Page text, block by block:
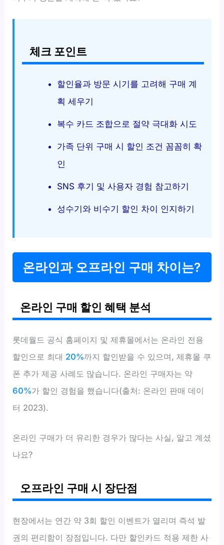
체크 포인트
할인율과 방문 시기를 고려해 구매 계
획 세우기
복수 카드 조합으로 절약 극대화 시도
가족 단위 구매 시 할인 조건 꼼꼼히 확
인
SNS 후기 및 사용자 경험 참고하기
성수기와 비수기 할인 차이 인지하기
온라인과 오프라인 구매 차이는?
온라인 구매 할인 혜택 분석
롯데월드 공식 홈페이지 및 제휴몰에서는 온라인 전용
할인으로 최대 20%까지 할인받을 수 있으며, 제휴몰 쿠
폰 추가 제공 사례도 많습니다. 온라인 구매자는 약
60%가 할인 경험을 했습니다(출처: 온라인 판매 데이
터 2023).
온라인 구매가 더 유리한 경우가 많다는 사실, 알고 계셨
나요?
오프라인 구매 시 장단점
현장에서는 연간 약 3회 할인 이벤트가 열리며 즉석 발
권의 편리함이 장점입니다. 다만 할인카드 적용 제한 사